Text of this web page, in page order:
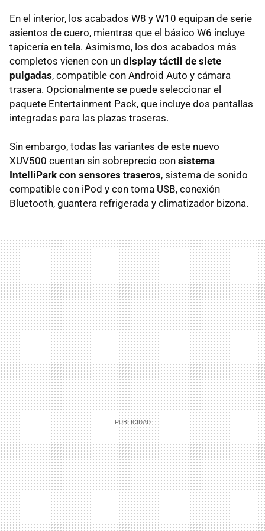
En el interior, los acabados W8 y W10 equipan de serie
asientos de cuero, mientras que el básico W6 incluye
tapicería en tela. Asimismo, los dos acabados más
completos vienen con un display táctil de siete
pulgadas, compatible con Android Auto y cámara
trasera. Opcionalmente se puede seleccionar el
paquete Entertainment Pack, que incluye dos pantallas
integradas para las plazas traseras.
Sin embargo, todas las variantes de este nuevo
XUV500 cuentan sin sobreprecio con sistema
IntelliPark con sensores traseros, sistema de sonido
compatible con iPod y con toma USB, conexión
Bluetooth, guantera refrigerada y climatizador bizona.